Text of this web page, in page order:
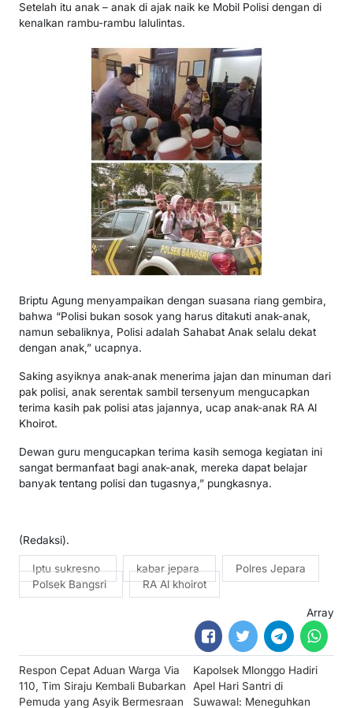
Setelah itu anak – anak di ajak naik ke Mobil Polisi dengan di
kenalkan rambu-rambu lalulintas.
Briptu Agung menyampaikan dengan suasana riang gembira,
bahwa “Polisi bukan sosok yang harus ditakuti anak-anak,
namun sebaliknya, Polisi adalah Sahabat Anak selalu dekat
dengan anak,” ucapnya.
Saking asyiknya anak-anak menerima jajan dan minuman dari
pak polisi, anak serentak sambil tersenyum mengucapkan
terima kasih pak polisi atas jajannya, ucap anak-anak RA Al
Khoirot.
Dewan guru mengucapkan terima kasih semoga kegiatan ini
sangat bermanfaat bagi anak-anak, mereka dapat belajar
banyak tentang polisi dan tugasnya,” pungkasnya.
(Redaksi).
Iptu sukresno kabar jepara
Polres Jepara
Polsek Bangsri
RA Al khoirot
Array
Post
navigation
Respon Cepat Aduan Warga Via
110, Tim Siraju Kembali Bubarkan
Pemuda yang Asyik Bermesraan
Kapolsek Mlonggo Hadiri
Apel Hari Santri di
Suwawal: Meneguhkan